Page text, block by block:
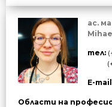
ас.
тел:
E-
Области на